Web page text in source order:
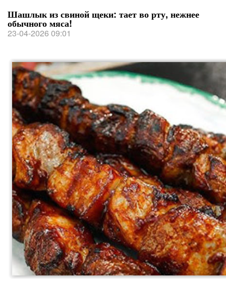
Шашлык из свиной щеки: тает во рту, нежнее
обычного мяса!
23-04-2026 09:01